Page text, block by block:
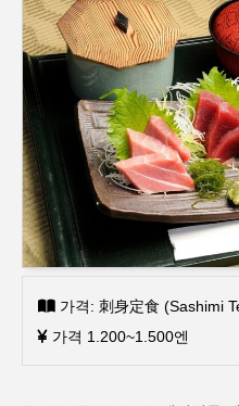
가격: 刺身定食 (Sashimi
가격 1.200~1.500엔